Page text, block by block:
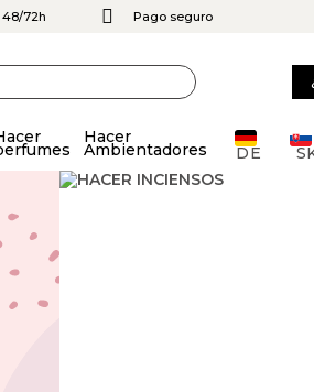
72h Pago seguro
Hacer
Ambientadores DE